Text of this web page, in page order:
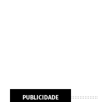
PUBLICIDADE